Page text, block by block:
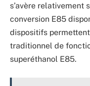
s’avère relativement
conversion E85
dispositifs
traditionnel de
superéthanol E85.